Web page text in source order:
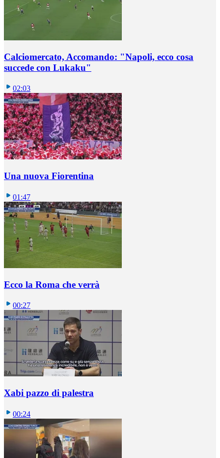
Calciomercato, Accomando: "Napoli, ecco cosa
succede con Lukaku"
02:03
Una nuova Fiorentina
01:47
Ecco la Roma che verrà
00:27
Xabi pazzo di palestra
00:24